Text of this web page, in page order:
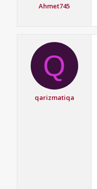
Ahmet745
Q
qarizmatiqa